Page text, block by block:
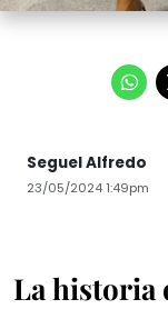
Seguel Alfredo
23/05/2024 1:49pm
La historia